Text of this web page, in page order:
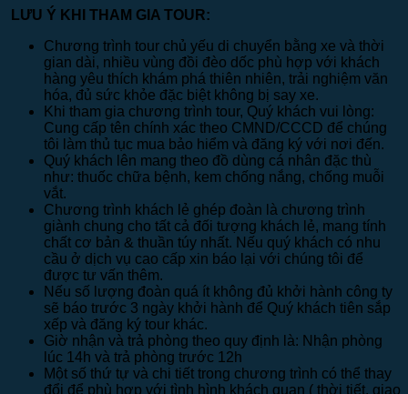
LƯU Ý KHI THAM GIA TOUR:
Chương trình tour chủ yếu di chuyển bằng xe và thời
gian dài, nhiều vùng đồi đèo dốc phù hợp với khách
hàng yêu thích khám phá thiên nhiên, trải nghiệm văn
hóa, đủ sức khỏe đặc biệt không bị say xe.
Khi tham gia chương trình tour, Quý khách vui lòng:
Cung cấp tên chính xác theo CMND/CCCD để chúng
tôi làm thủ tục mua bảo hiểm và đăng ký với nơi đến.
Quý khách lên mang theo đồ dùng cá nhân đặc thù
như: thuốc chữa bệnh, kem chống nắng, chống muỗi
vắt.
Chương trình khách lẻ ghép đoàn là chương trình
giành chung cho tất cả đối tượng khách lẻ, mang tính
chất cơ bản & thuần túy nhất. Nếu quý khách có nhu
cầu ở dịch vụ cao cấp xin báo lại với chúng tôi để
được tư vấn thêm.
Nếu số lượng đoàn quá ít không đủ khởi hành công ty
sẽ báo trước 3 ngày khởi hành để Quý khách tiên sắp
xếp và đăng ký tour khác.
Giờ nhận và trả phòng theo quy định là: Nhận phòng
lúc 14h và trả phòng trước 12h
Một số thứ tự và chi tiết trong chương trình có thể thay
đổi để phù hợp với tình hình khách quan ( thời tiết, giao